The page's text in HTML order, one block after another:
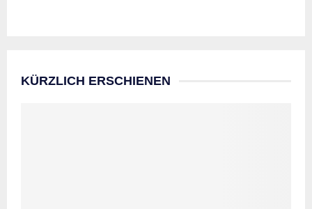
KÜRZLICH ERSCHIENEN